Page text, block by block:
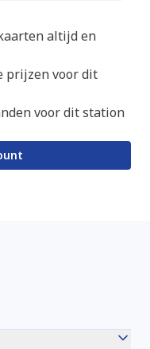
altijd en
prijzen voor dit
voor dit station